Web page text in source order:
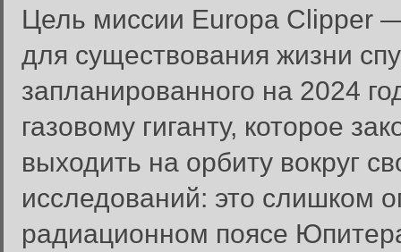
Цель миссии Europa Clipper
для существования жизни
запланированного на 2024
газовому гиганту, которое
выходить на орбиту вокруг
исследований: это слишком
радиационном поясе
Вход в систему
Введите имя пользователя и